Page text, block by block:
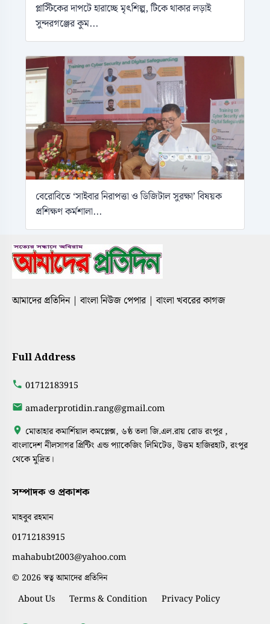
প্লাস্টিকের দাপটে হারাচ্ছে মৃৎশিল্প, টিকে থাকার লড়াই
সুন্দরগঞ্জের কুম...
বেরোবিতে ‘সাইবার নিরাপত্তা ও ডিজিটাল সুরক্ষা’ বিষয়ক
প্রশিক্ষণ কর্মশালা...
আমাদের প্রতিদিন | বাংলা নিউজ পেপার | বাংলা খবরের কাগজ
Full Address
01712183915
amaderprotidin.rang@gmail.com
মোতাহার কমার্শিয়াল কমপ্লেক্স, ৬ষ্ঠ তলা জি.এল.রায় রোড রংপুর ,
বাংলাদেশ নীলসাগর প্রিন্টিং এন্ড প্যাকেজিং লিমিটেড, উত্তম হাজিরহাট, রংপুর
থেকে মুদ্রিত।
সম্পাদক ও প্রকাশক
মাহবুব রহমান
01712183915
mahabubt2003@yahoo.com
© 2026 স্বত্ব আমাদের প্রতিদিন
About Us Terms & Condition Privacy Policy